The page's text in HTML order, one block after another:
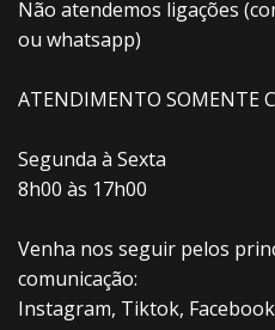
Não atendemos ligações
ou whatsapp)
ATENDIMENTO SOMENTE
Segunda à Sexta
8h00 às 17h00
Venha nos seguir pelos
comunicação:
Instagram, Tiktok,